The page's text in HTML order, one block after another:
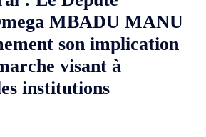
MBADU MANU
son implication
visant à
institutions